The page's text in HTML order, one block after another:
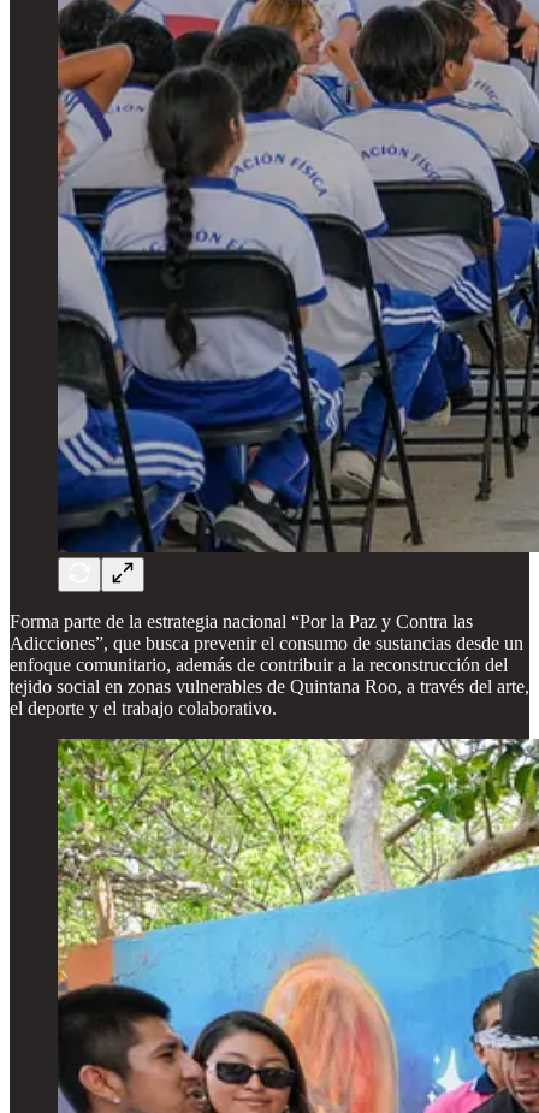
Forma parte de la estrategia nacional “Por la Paz y Contra las
Adicciones”, que busca prevenir el consumo de sustancias desde un
enfoque comunitario, además de contribuir a la reconstrucción del
tejido social en zonas vulnerables de Quintana Roo, a través del arte,
el deporte y el trabajo colaborativo.